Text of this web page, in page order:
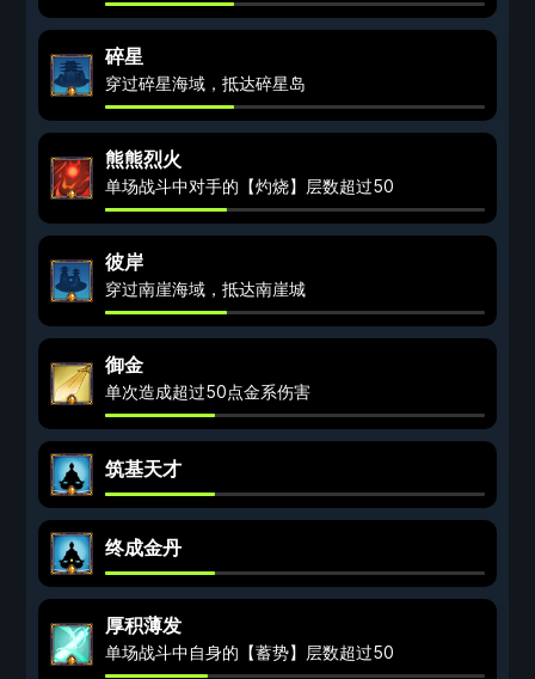
碎星
穿过碎星海域，抵达碎星岛
熊熊烈火
单场战斗中对手的【灼烧】层数超过50
彼岸
穿过南崖海域，抵达南崖城
御金
单次造成超过50点金系伤害
筑基天才
终成金丹
厚积薄发
单场战斗中自身的【蓄势】层数超过50